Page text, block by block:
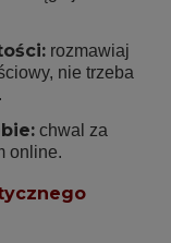
rozmawiaj
nie trzeba
chwal za
online.